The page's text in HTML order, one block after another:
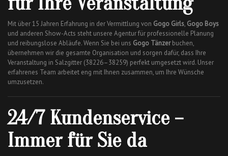
Mit über 15 Jahren Erfahrung in der Vermittlung von Gogo Girls, Gogo Boys
und anderen Show-Acts steht unsere Agentur für professionelle Planung
und reibungslose Abläufe. Wenn Sie bei uns Gogo Tänzerbuchen,
übernehmen wir die gesamte Organisation und sorgen dafür, dass Ihre
Veranstaltung in Salzgitter (38226–38259) perfekt umgesetzt wird. Unser
erfahrenes Team arbeitet eng mit Ihnen zusammen, um Ihre Wünsche
umzusetzen.
24/7 Kundenservice –
Immer für Sie da